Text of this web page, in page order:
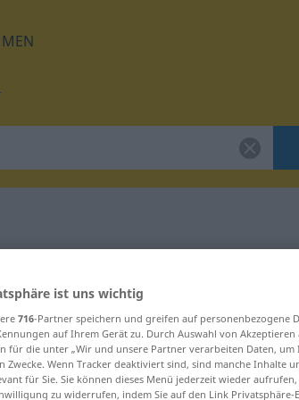
"dumhed"
ist uns wichtig
716-Partner speichern und greifen auf personenbezogene
auf Ihrem Gerät zu. Durch Auswahl von Akzeptieren
für die unter „Wir und unsere Partner verarbeiten Daten, um
Zwecke. Wenn Tracker deaktiviert sind, sind manche Inhalte
für Sie. Sie können dieses Menü jederzeit wieder
zu widerrufen, indem Sie auf den Link Privatsphäre-